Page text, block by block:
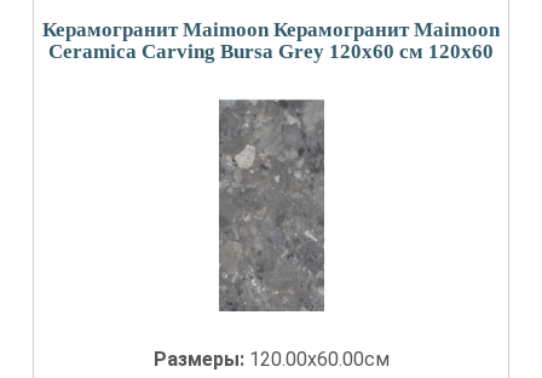
Керамогранит Maimoon Керамогранит Maimoon
Ceramica Carving Bursa Grey 120х60 см 120x60
Размеры: 120.00x60.00см